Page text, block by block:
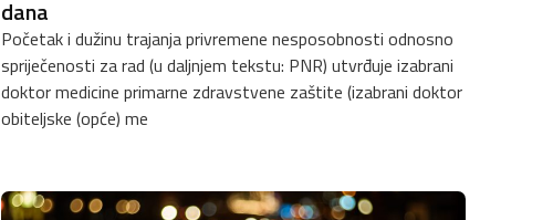
dana
Početak i dužinu trajanja privremene nesposobnosti odnosno
spriječenosti za rad (u daljnjem tekstu: PNR) utvrđuje izabrani
doktor medicine primarne zdravstvene zaštite (izabrani doktor
obiteljske (opće) me